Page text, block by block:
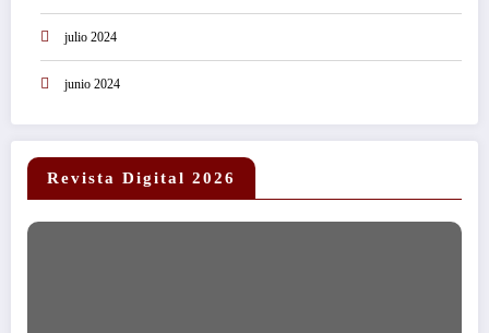
julio 2024
junio 2024
Revista Digital 2026